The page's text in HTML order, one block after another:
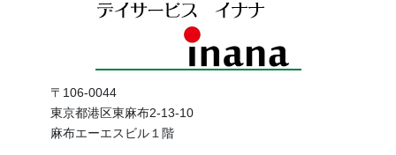
〒106-0044
東京都港区東麻布2-13-10
麻布エーエスビル１階